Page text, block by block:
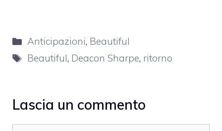
Categorie
Anticipazioni, Beautiful
Tag
Beautiful, Deacon Sharpe, ritorno
Lascia un commento